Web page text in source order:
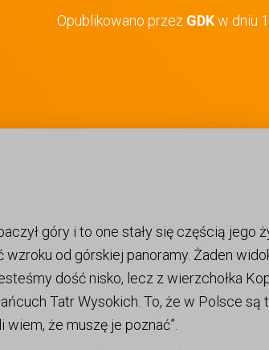
Opublikowano przez GDKw dniu
góry i to one stały się częścią jego
wzroku od górskiej panoramy. Żaden
dość nisko, lecz z wierzchołka
Tatr Wysokich. To, że w Polsce są
że muszę je poznać”.